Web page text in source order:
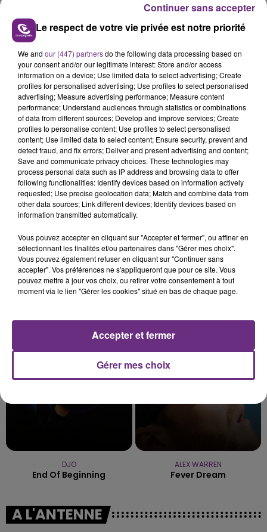
VENEZ FÊTER CE WEEK-END
L'ANNIVERSAIRE DE WOINIC
Ce samedi 8 août sera un grand jour :
l'anniversaire du plus gros sanglier du monde.
Une fête est donc organisée et vous êtes tous
conviés !
TITRES DIFFUSÉS
5h40
5h40 5h38
5h38
DJO
End Of Beginning
5h33
5h33
ALEX WARREN
Fever Dream
A L'ANTENNE
Le respect de votre vie privée est notre priorité
We and our (447) partnersdo the following data processing based on
your consent and/or our legitimate interest: Store and/or access
information on a device; Use limited data to select advertising; Create
profiles for personalised advertising; Use profiles to select personalised
advertising; Measure advertising performance; Measure content
performance; Understand audiences through statistics or combinations
of data from different sources; Develop and improve services; Create
profiles to personalise content; Use profiles to select personalised
content; Use limited data to select content; Ensure security, prevent and
detect fraud, and fix errors; Deliver and present advertising and content;
Save and communicate privacy choices. These technologies may
process personal data such as IP address and browsing data to offer
following functionalities: Identify devices based on information actively
requested; Use precise geolocation data; Match and combine data from
other data sources; Link different devices; Identify devices based on
information transmitted automatically.
Vous pouvez accepter en cliquant sur "Accepter et fermer", ou affiner en
sélectionnant les finalités et/ou partenaires dans "Gérer mes choix".
Vous pouvez également refuser en cliquant sur "Continuer sans
accepter". Vos préférences ne s'appliqueront que pour ce site. Vous
pouvez mettre à jour vos choix, ou retirer votre consentement à tout
moment via le lien "Gérer les cookies" situé en bas de chaque page.
Gérer mes choix
Accepter et fermer
Continuer sans accepter